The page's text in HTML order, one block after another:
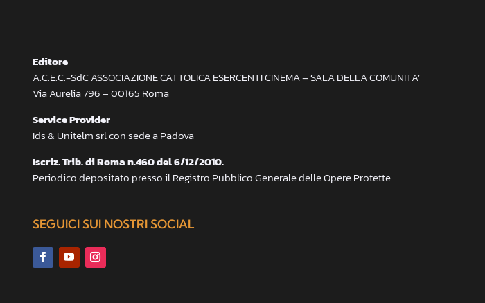
Editore
A.C.E.C.-SdC ASSOCIAZIONE CATTOLICA ESERCENTI CINEMA – SALA DELLA COMUNITA’
Via Aurelia 796 – 00165 Roma
Service Provider
Ids & Unitelm srl con sede a Padova
Iscriz. Trib. di Roma n.460 del 6/12/2010.
Periodico depositato presso il Registro Pubblico Generale delle Opere Protette
SEGUICI SUI NOSTRI SOCIAL